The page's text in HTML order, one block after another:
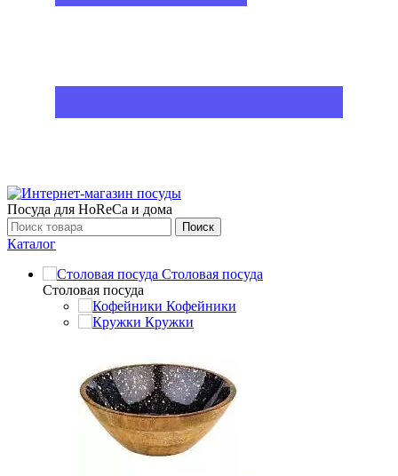
Посуда для HoReCa и дома
Поиск
Каталог
Столовая посуда
Столовая посуда
Кофейники
Кружки